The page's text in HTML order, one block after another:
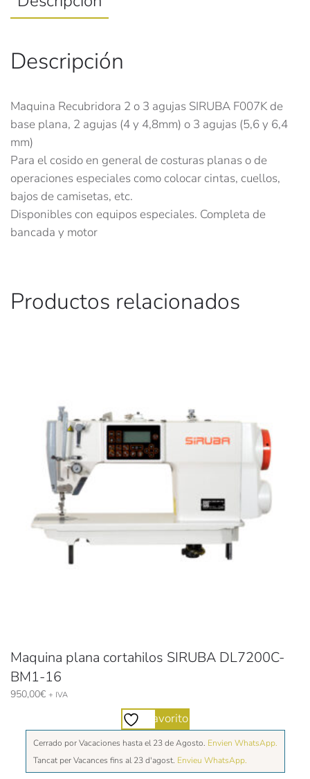
Descripción
Maquina Recubridora 2 o 3 agujas SIRUBA F007K de
base plana, 2 agujas (4 y 4,8mm) o 3 agujas (5,6 y 6,4
mm)
Para el cosido en general de costuras planas o de
operaciones especiales como colocar cintas, cuellos,
bajos de camisetas, etc.
Disponibles con equipos especiales. Completa de
bancada y motor
Productos relacionados
Maquina plana cortahilos SIRUBA DL7200C-
BM1-16
950,00€ + IVA
Favorito
Cerrado por Vacaciones hasta el 23 de Agosto. Envien WhatsApp.
Tancat per Vacances fins al 23 d'agost. Envieu WhatsApp.